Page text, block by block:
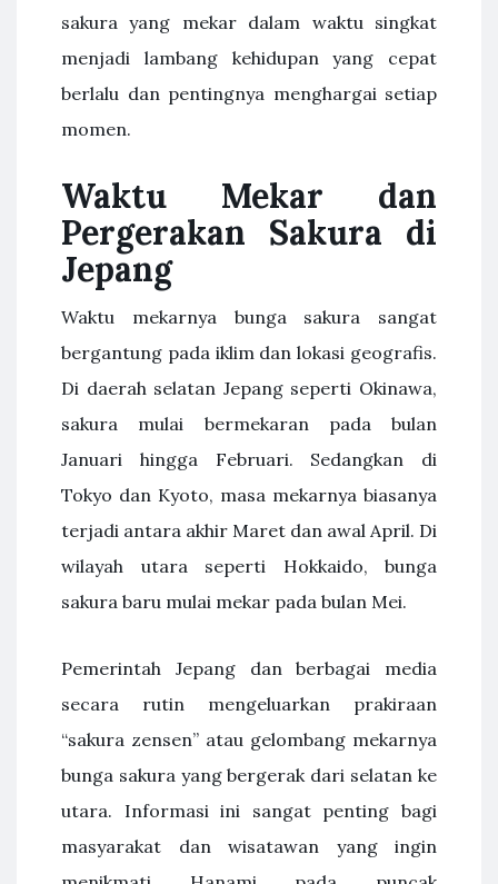
sakura yang mekar dalam waktu singkat
menjadi lambang kehidupan yang cepat
berlalu dan pentingnya menghargai setiap
momen.
Waktu Mekar dan
Pergerakan Sakura di
Jepang
Waktu mekarnya bunga sakura sangat
bergantung pada iklim dan lokasi geografis.
Di daerah selatan Jepang seperti Okinawa,
sakura mulai bermekaran pada bulan
Januari hingga Februari. Sedangkan di
Tokyo dan Kyoto, masa mekarnya biasanya
terjadi antara akhir Maret dan awal April. Di
wilayah utara seperti Hokkaido, bunga
sakura baru mulai mekar pada bulan Mei.
Pemerintah Jepang dan berbagai media
secara rutin mengeluarkan prakiraan
“sakura zensen” atau gelombang mekarnya
bunga sakura yang bergerak dari selatan ke
utara. Informasi ini sangat penting bagi
masyarakat dan wisatawan yang ingin